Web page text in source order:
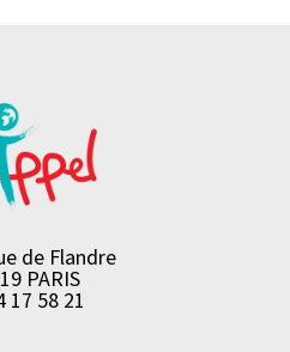
de Flandre
PARIS
17 58 21